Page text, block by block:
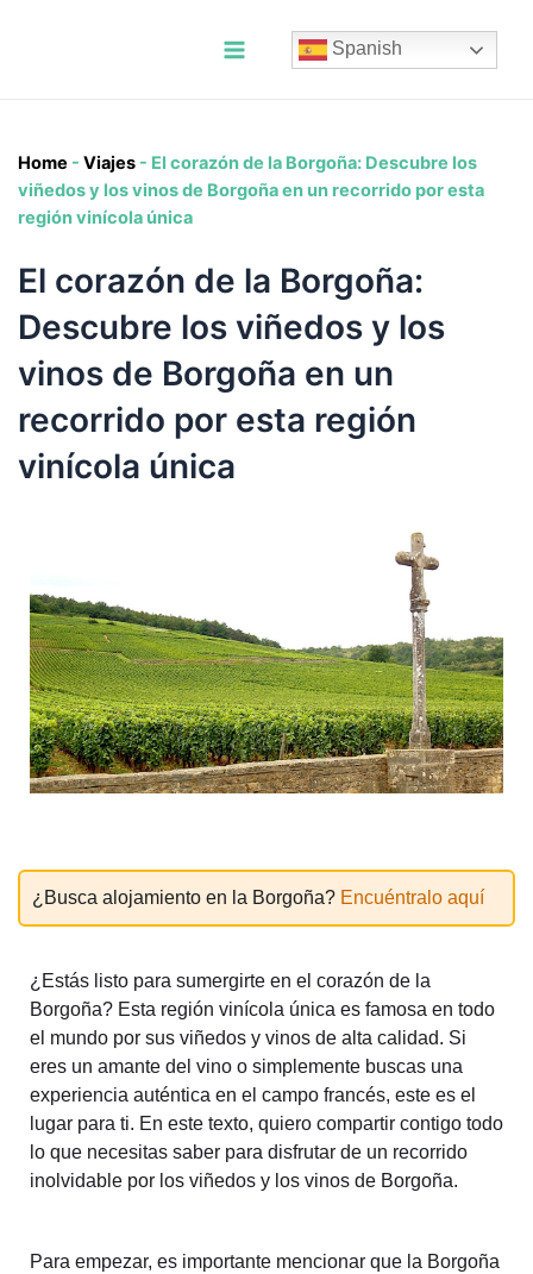
Spanish
Home - Viajes- El corazón de la Borgoña: Descubre los
viñedos y los vinos de Borgoña en un recorrido por esta
región vinícola única
El corazón de la Borgoña:
Descubre los viñedos y los
vinos de Borgoña en un
recorrido por esta región
vinícola única
¿Busca alojamiento en la Borgoña? Encuéntralo aquí
¿Estás listo para sumergirte en el corazón de la
Borgoña? Esta región vinícola única es famosa en todo
el mundo por sus viñedos y vinos de alta calidad. Si
eres un amante del vino o simplemente buscas una
experiencia auténtica en el campo francés, este es el
lugar para ti. En este texto, quiero compartir contigo todo
lo que necesitas saber para disfrutar de un recorrido
inolvidable por los viñedos y los vinos de Borgoña.
Para empezar, es importante mencionar que la Borgoña